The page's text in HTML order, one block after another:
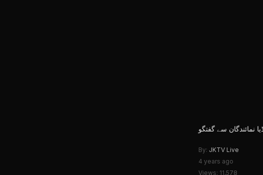
نمائندگان سے گفتگو
By: JKTV Live
4 years ago
Views: 11,578